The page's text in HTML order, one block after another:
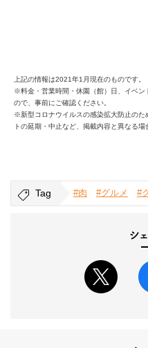
上記の情報は2021年1月現在のものです。
※料金・営業時間・休園（館）日、イベ
ので、事前にご確認ください。
※新型コロナウイルスの感染拡大防止のた
トの延期・中止など、掲載内容と異なる場
Tag #肉 #グルメ #
シ